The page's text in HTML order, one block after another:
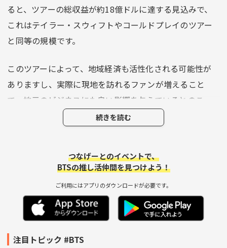
ると、ツアーの総収益が約18億ドルに達する見込みで、
これはテイラー・スウィフトやコールドプレイのツアー
と同等の規模です。
このツアーによって、地域経済も活性化される可能性が
ありますし、実際に現地を訪れるファンが増えること
で、地元のビジネスにも良い影響を与えているとのこ
と。ファンであれば、彼らのパフォーマンスを生で体験
【次はどこに行こうか？】
やはり思い切って「BTSツアーの聖地」へ踏み出してみ
るのもいいかもしれません！各公演が行われる都市に
は、BTSゆかりのスポットやファン交流の場が豊富にあ
続きを読む
つなげーとのイベントで、
BTSの推し活仲間を見つけよう！
ご利用にはアプリのダウンロードが必要です。
注目トピック #BTS